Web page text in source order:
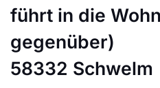
führt in die
gegenüber)
58332 Schwelm